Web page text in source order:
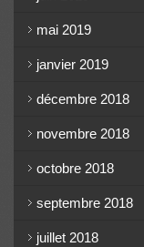
mai 2019
janvier 2019
décembre 2018
novembre 2018
octobre 2018
septembre 2018
juillet 2018